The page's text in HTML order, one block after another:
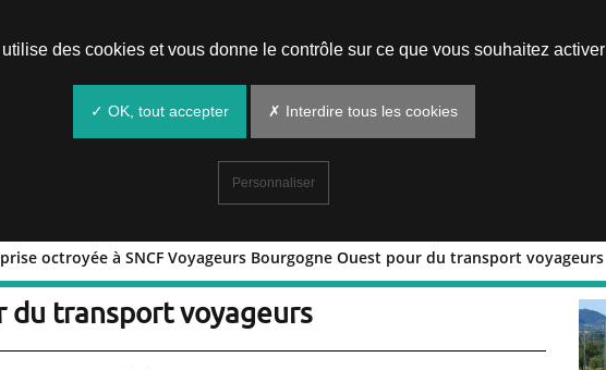
octroyée à SNCF Voyageurs Bourgogne Ouest pour du transport voyageurs
octroyée à SNCF Voyageurs
du transport voyageurs
des cookies et vous donne le contrôle sur ce que vous souhaitez activer
✓ OK, tout accepter ✗ Interdire tous les cookies
Personnaliser